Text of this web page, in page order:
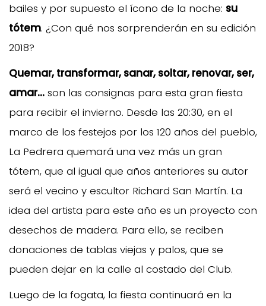
bailes y por supuesto el ícono de la noche: su
tótem. ¿Con qué nos sorprenderán en su edición
2018?
Quemar, transformar, sanar, soltar, renovar, ser,
amar... son las consignas para esta gran fiesta
para recibir el invierno. Desde las 20:30, en el
marco de los festejos por los 120 años del pueblo,
La Pedrera quemará una vez más un gran
tótem, que al igual que años anteriores su autor
será el vecino y escultor Richard San Martín. La
idea del artista para este año es un proyecto con
desechos de madera. Para ello, se reciben
donaciones de tablas viejas y palos, que se
pueden dejar en la calle al costado del Club.
Luego de la fogata, la fiesta continuará en la